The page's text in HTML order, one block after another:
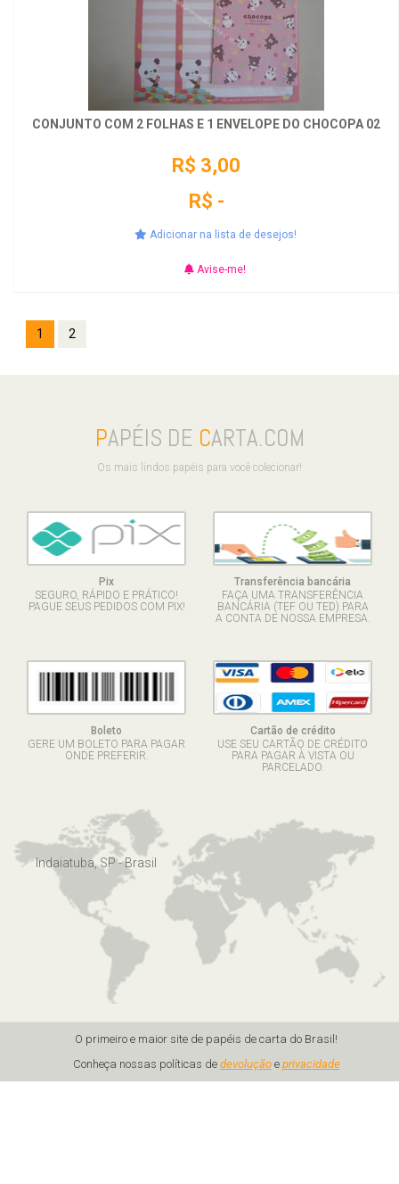
CONJUNTO COM 2 FOLHAS E 1 ENVELOPE DO CHOCOPA 02
R$ 3,00
R$ -
Adicionar na lista de desejos!
Avise-me!
1 2
PAPÉIS DE CARTA.COM
Os mais lindos papéis para você colecionar!
Pix
SEGURO, RÁPIDO E PRÁTICO!
PAGUE SEUS PEDIDOS COM PIX!
Transferência bancária
FAÇA UMA TRANSFERÊNCIA
BANCÁRIA (TEF OU TED) PARA
A CONTA DE NOSSA EMPRESA.
Boleto
GERE UM BOLETO PARA PAGAR
ONDE PREFERIR.
Cartão de crédito
USE SEU CARTÃO DE CRÉDITO
PARA PAGAR À VISTA OU
PARCELADO.
Indaiatuba, SP - Brasil
O primeiro e maior site de papéis de carta do Brasil!
Conheça nossas políticas de devoluçãoe privacidade